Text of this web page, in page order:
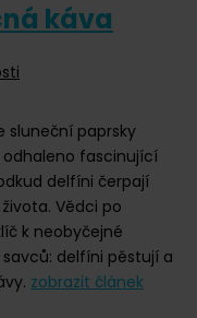
káva
sluneční paprsky
fascinující
delfíni čerpají
Vědci po
k neobyčejné
delfíni pěstují a
zobrazit článek